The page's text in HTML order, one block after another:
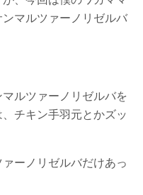
マルツァーノリゼルバ
ルツァーノリゼルバを
チキン手羽元とかズッ
ーノリゼルバだけあっ